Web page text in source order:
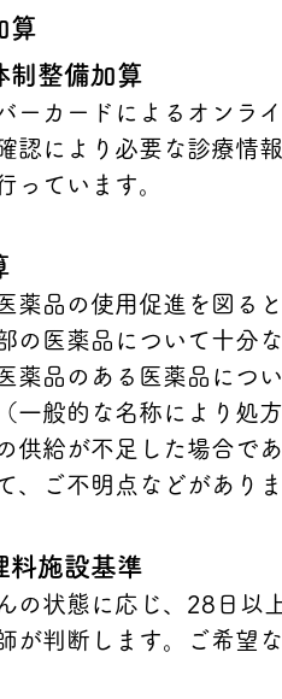
算
制整備加算
ーカードによるオンラ
認により必要な診療情
っています。
薬品の使用促進を図る
の医薬品について十分
薬品のある医薬品につ
一般的な名称により処
供給が不足した場合で
、ご不明点などがあり
料施設基準
の状態に応じ、28日以
が判断します。ご希望